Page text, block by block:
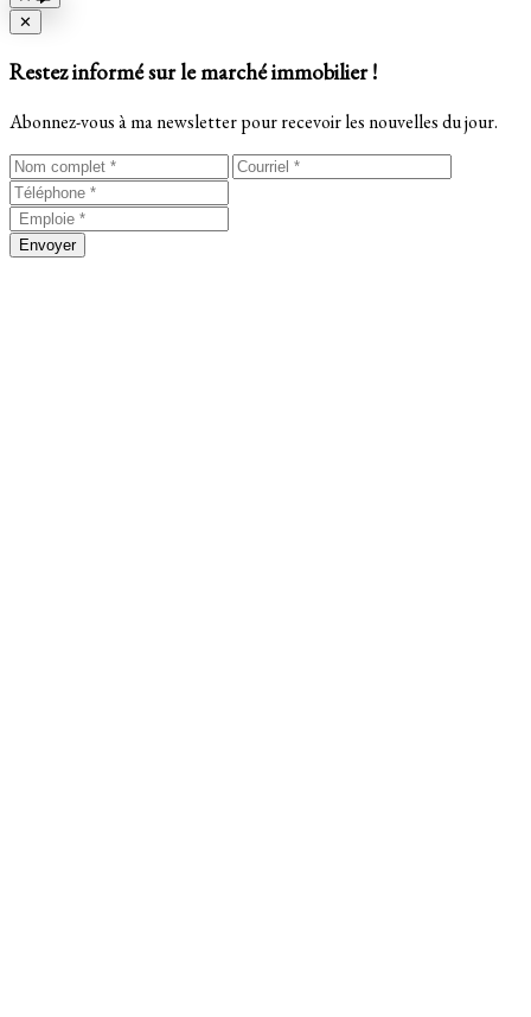
Close
✕
Restez informé sur le marché immobilier !
Abonnez-vous à ma newsletter pour recevoir les nouvelles du jour.
Envoyer